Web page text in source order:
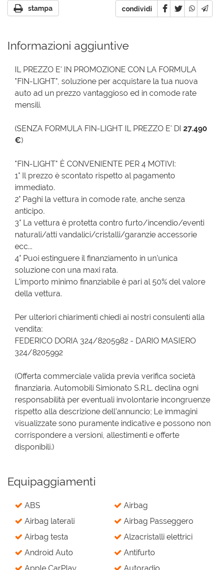
stampa condividi
Informazioni aggiuntive
IL PREZZO E' IN PROMOZIONE CON LA FORMULA
"FIN-LIGHT", soluzione per acquistare la tua nuova
auto ad un prezzo vantaggioso ed in comode rate
mensili.
(SENZA FORMULA FIN-LIGHT IL PREZZO E' DI 27.490
€)
"FIN-LIGHT" È CONVENIENTE PER 4 MOTIVI:
1° Il prezzo è scontato rispetto al pagamento
immediato.
2° Paghi la vettura in comode rate, anche senza
anticipo.
3° La vettura è protetta contro furto/incendio/eventi
naturali/atti vandalici/cristalli/garanzie accessorie
ecc...
4° Puoi estinguere il finanziamento in un'unica
soluzione con una maxi rata.
L'importo minimo finanziabile è pari al 50% del valore
della vettura.
Per ulteriori chiarimenti chiedi ai nostri consulenti alla
vendita:
FEDERICO DORIA 324/8205982 - DARIO MASIERO
324/8205992
(Offerta commerciale valida previa verifica società
finanziaria. Automobili Simionato S.R.L. declina ogni
responsabilità per eventuali involontarie incongruenze
rispetto alla descrizione dell’annuncio; Le immagini
visualizzate sono puramente indicative e possono non
corrispondere a versioni, allestimenti e offerte
disponibili.)
Equipaggiamenti
ABS
Airbag
Airbag laterali
Airbag Passeggero
Airbag testa
Alzacristalli elettrici
Android Auto
Antifurto